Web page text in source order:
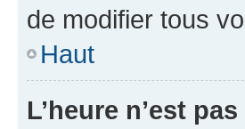
de modifier tous
Haut
L’heure n’est